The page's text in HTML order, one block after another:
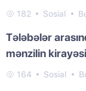
182 Sosial
Tələbələr
mənzilin
164 Sosial